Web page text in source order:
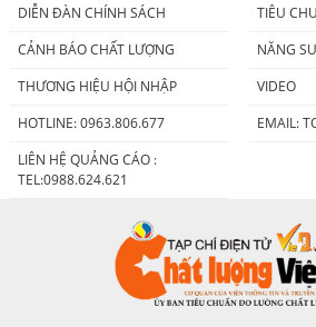
DIỄN ĐÀN CHÍNH SÁCH
TIÊU
CẢNH BÁO CHẤT LƯỢNG
NĂNG
THƯƠNG HIỆU HỘI NHẬP
VIDEO
HOTLINE: 0963.806.677
EMAIL:
LIÊN HỆ QUẢNG CÁO :
TEL:0988.624.621